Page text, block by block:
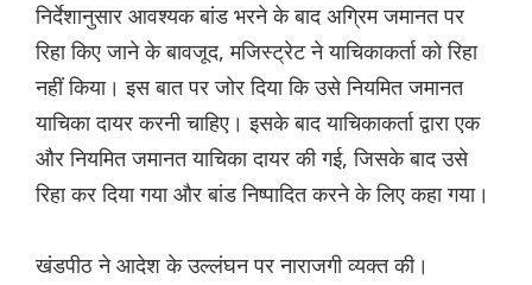
निर्देशानुसार आवश्यक बांड भरने के बाद अग्रिम जमानत पर
रिहा किए जाने के बावजूद, मजिस्ट्रेट ने याचिकाकर्ता को रिहा
नहीं किया। इस बात पर जोर दिया कि उसे नियमित जमानत
याचिका दायर करनी चाहिए। इसके बाद याचिकाकर्ता द्वारा एक
और नियमित जमानत याचिका दायर की गई, जिसके बाद उसे
रिहा कर दिया गया और बांड निष्पादित करने के लिए कहा गया।
खंडपीठ ने आदेश के उल्लंघन पर नाराजगी व्यक्त की।